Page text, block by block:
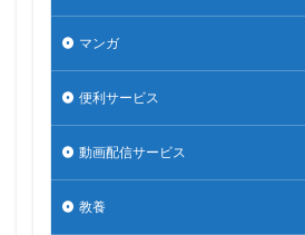
マンガ
便利サービス
動画配信サービス
教養